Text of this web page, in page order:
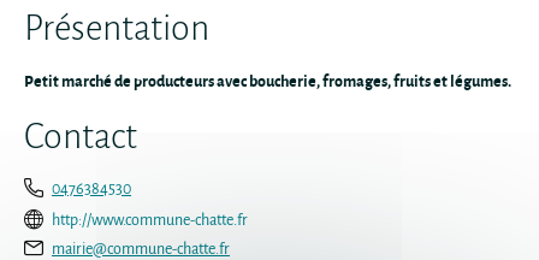
Présentation
Petit marché de producteurs avec boucherie, fromages, fruits et légumes.
Contact
0476384530
http://www.commune-chatte.fr
mairie@commune-chatte.fr